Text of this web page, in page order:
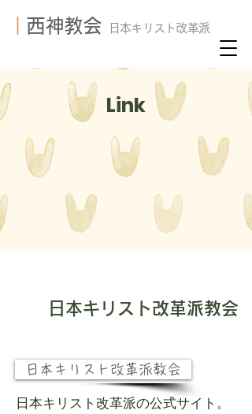
｜西神教会 日本キリスト改革派
Link
日本キリスト改革派教会
日本キリスト改革派教会
日本キリスト改革派の公式サイト。